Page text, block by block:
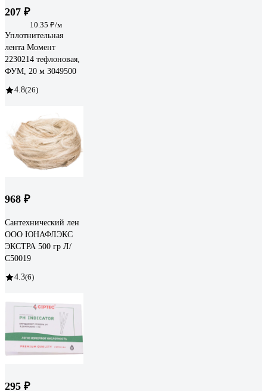
207 ₽
10.35 ₽/м
Уплотнительная
лента Момент
2230214 тефлоновая,
ФУМ, 20 м 3049500
4.8(26)
968 ₽
Сантехнический лен
ООО ЮНАФЛЭКС
ЭКСТРА 500 гр Л/
С50019
4.3(6)
295 ₽